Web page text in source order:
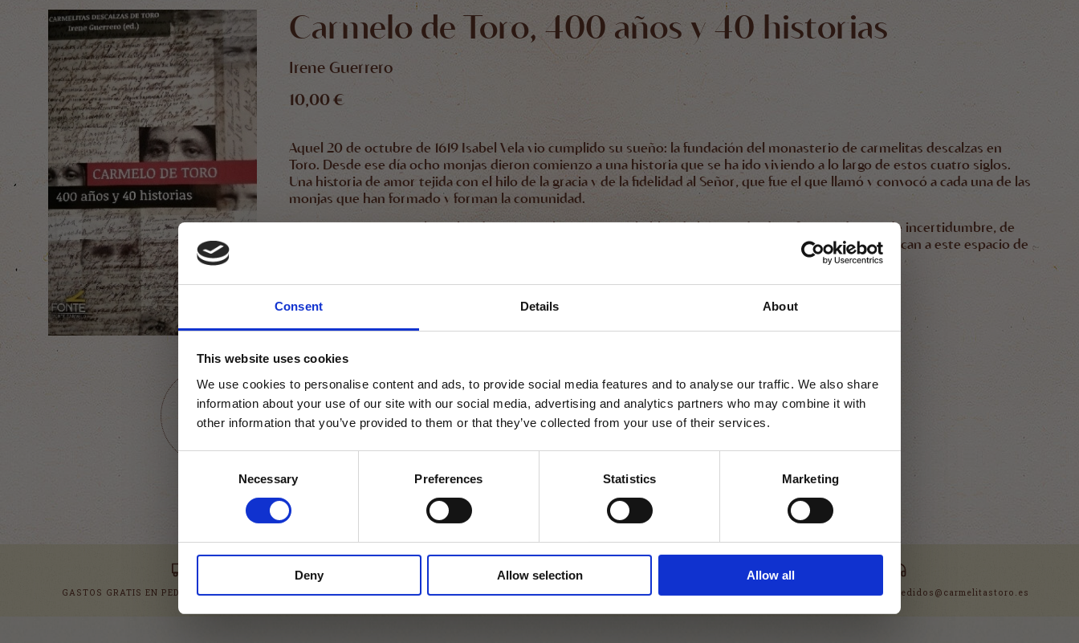
Consent Details About
This website uses cookies
We use cookies to personalise content and ads, to provide social media features and to analyse our traffic. We also share
information about your use of our site with our social media, advertising and analytics partners who may combine it with
other information that you’ve provided to them or that they’ve collected from your use of their services.
Necessary Preferences Statistics Marketing
Deny Allow selection Allow all
volver
Carmelo de Toro, 400 años y 40 historias
Irene Guerrero
10,00 €
Aquel 20 de octubre de 1619 Isabel Vela vio cumplido su sueño: la fundación del monasterio de carmelitas descalzas en
Toro. Desde ese día ocho monjas dieron comienzo a una historia que se ha ido viviendo a lo largo de estos cuatro siglos.
Una historia de amor tejida con el hilo de la gracia y de la fidelidad al Señor, que fue el que llamó y convocó a cada una de las
monjas que han formado y forman la comunidad.
De estos 400 años se han elegido estas 40 historias que hablan de búsqueda, de esfuerzo, de paz, de incertidumbre, de
dolor y también de una verdadera alegría que, como manantial, brota y fluye para aquellos que se acercan a este espacio de
COMPARTIR
GASTOS GRATIS EN PEDIDOS DE MÁS DE 79.95 € ENVÍOS EN PENÍNSULA EN 48/72 HORAS TEL. 980 690 319 | MAIL. pedidos@carmelitastoro.es
Tienda Cerrada
Tienda cerrada temporalmente por tareas de
Agradecemos tu comprensión y te pedimos perdón por
las molestias.